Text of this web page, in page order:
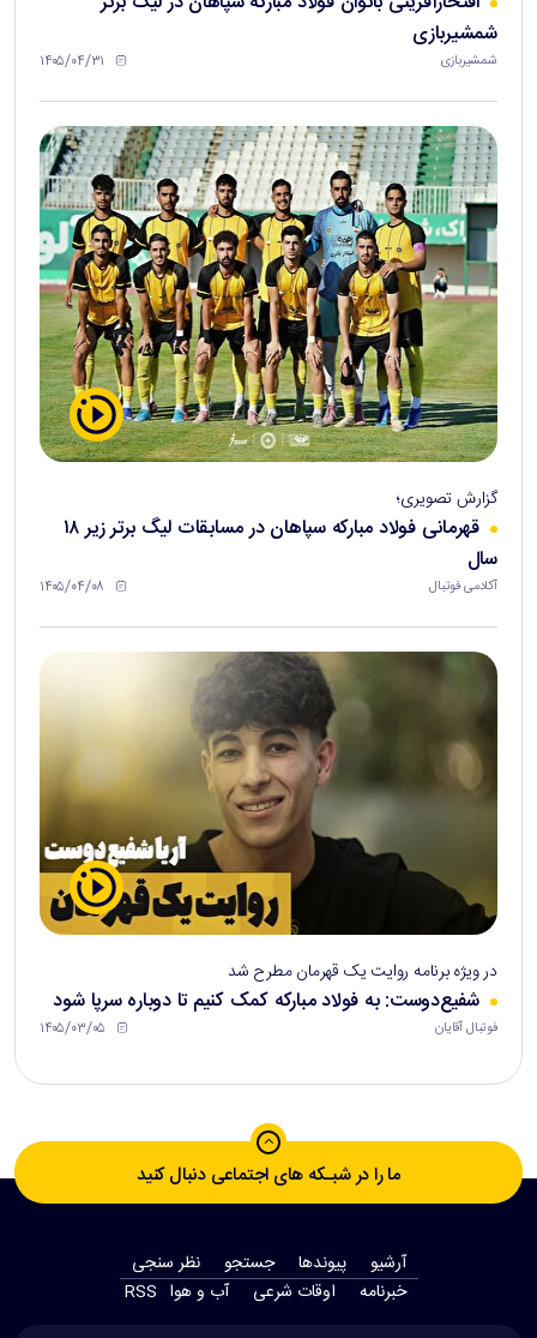
شمشیربازی
شمشیربازی ۱۴۰۵/۰۴/۳۱
گزارش تصویری؛
قهرمانی فولاد مبارکه سپاهان در مسابقات لیگ برتر زیر ۱۸
سال
آکادمی فوتبال ۱۴۰۵/۰۴/۰۸
در ویژه برنامه روایت یک قهرمان مطرح شد
شفیع‌دوست: به فولاد مبارکه کمک کنیم تا دوباره سرپا شود
فوتبال آقایان ۱۴۰۵/۰۳/۰۵
ما را در شبـکه های اجتماعی دنبال کنید
آرشیو پیوندها جستجو
نظر سنجی
‫خبرنامه‬
اوقات شرعی آب و هوا RSS